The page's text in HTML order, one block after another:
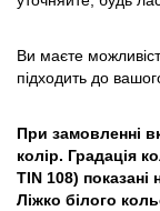
Ви маєте
підходить до
При замовленні
колір. Градація
TIN 108)
Ліжко білого